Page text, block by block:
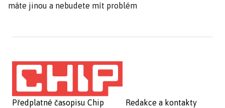
máte jinou a nebudete mít problém
Předplatné časopisu Chip
Redakce a kontakty